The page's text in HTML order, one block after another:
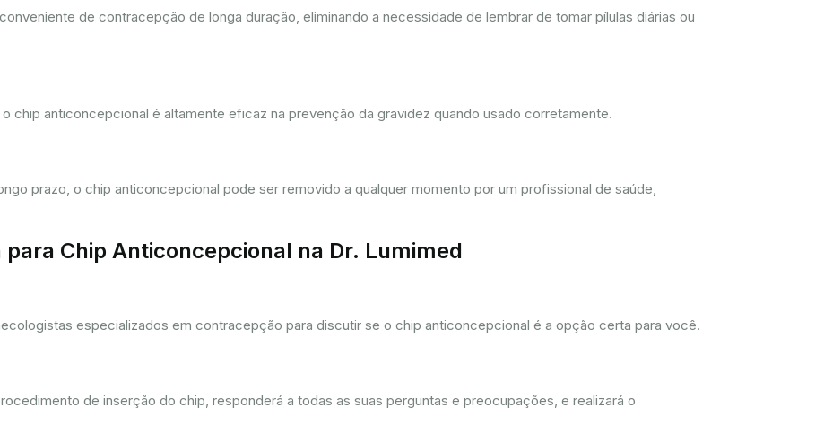
de contracepção de longa duração, eliminando a necessidade de lembrar de tomar pílulas diárias ou
chip anticoncepcional é altamente eficaz na prevenção da gravidez quando usado corretamente.
prazo, o chip anticoncepcional pode ser removido a qualquer momento por um profissional de saúde,
Chip Anticoncepcional na Dr. Lumimed
especializados em contracepção para discutir se o chip anticoncepcional é a opção certa para você.
de inserção do chip, responderá a todas as suas perguntas e preocupações, e realizará o